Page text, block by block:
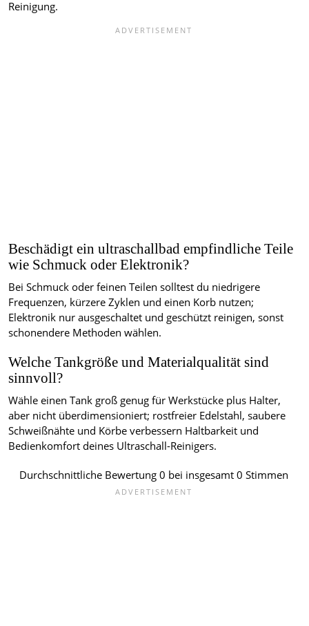
Reinigung.
Beschädigt ein ultraschallbad empfindliche Teile
wie Schmuck oder Elektronik?
Bei Schmuck oder feinen Teilen solltest du niedrigere
Frequenzen, kürzere Zyklen und einen Korb nutzen;
Elektronik nur ausgeschaltet und geschützt reinigen, sonst
schonendere Methoden wählen.
Welche Tankgröße und Materialqualität sind
sinnvoll?
Wähle einen Tank groß genug für Werkstücke plus Halter,
aber nicht überdimensioniert; rostfreier Edelstahl, saubere
Schweißnähte und Körbe verbessern Haltbarkeit und
Bedienkomfort deines Ultraschall-Reinigers.
Durchschnittliche Bewertung0 bei insgesamt0 Stimmen